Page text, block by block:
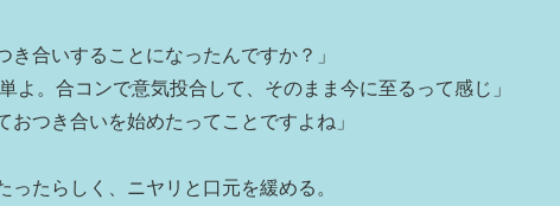
き合いすることになったんですか？」
よ。合コンで意気投合して、そのまま今に至るって感じ」
おつき合いを始めたってことですよね」
たらしく、ニヤリと口元を緩める。